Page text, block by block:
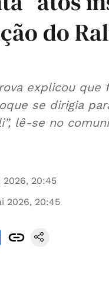
do
explicou
se dirigia
lê-se no
2026, 20:45
2026, 20:45